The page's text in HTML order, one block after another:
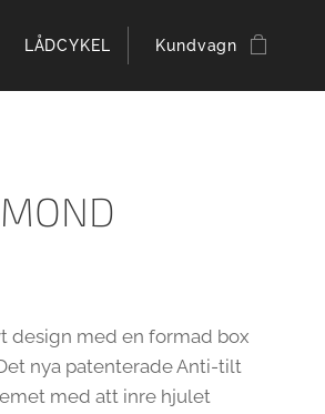
LÅDCYKEL Kundvagn
design med en formad box
nya patenterade Anti-tilt
med att inre hjulet